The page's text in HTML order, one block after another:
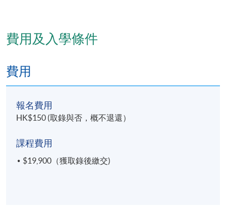
學員修畢課程，上課出席率達80
核及考試，並取得合格成績，可按香港大學體制，經
香港大學專業進修學院頒授「中醫學深造證書（腫瘤
學）」學銜。
費用及入學條件
費用
報名費用
HK$150 (取錄與否，概不退還）
課程費用
$19,900（獲取錄後繳交)